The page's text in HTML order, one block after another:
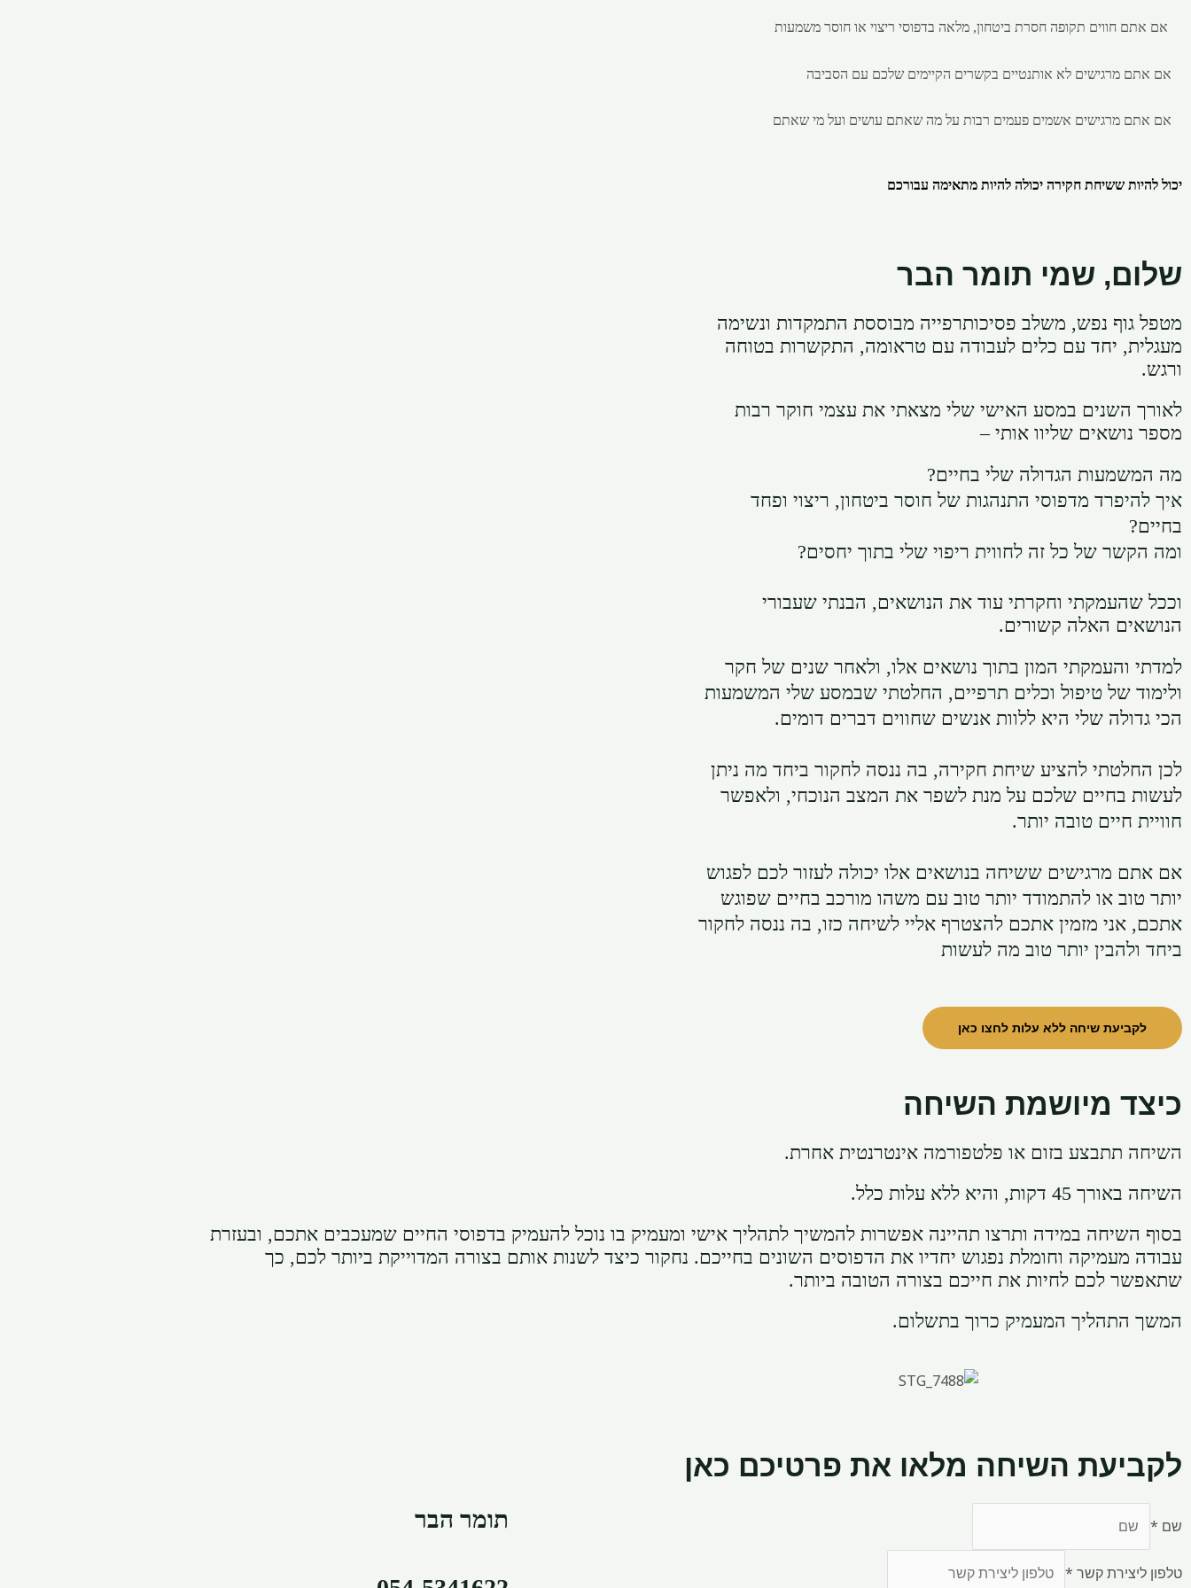
אם אתם חווים תקופה חסרת ביטחון, מלאה בדפוסי ריצוי או חוסר משמעות
אם אתם מרגישים לא אותנטיים בקשרים הקיימים שלכם עם הסביבה
אם אתם מרגישים אשמים פעמים רבות על מה שאתם עושים ועל מי שאתם
יכול להיות ששיחת חקירה יכולה להיות מתאימה עבורכם
שלום, שמי תומר הבר
מטפל גוף נפש, משלב פסיכותרפייה מבוססת התמקדות ונשימה
מעגלית, יחד עם כלים לעבודה עם טראומה, התקשרות בטוחה
ורגש.
לאורך השנים במסע האישי שלי מצאתי את עצמי חוקר רבות
מספר נושאים שליוו אותי –
מה המשמעות הגדולה שלי בחיים?
איך להיפרד מדפוסי התנהגות של חוסר ביטחון, ריצוי ופחד
בחיים?
ומה הקשר של כל זה לחווית ריפוי שלי בתוך יחסים?
וככל שהעמקתי וחקרתי עוד את הנושאים, הבנתי שעבורי
הנושאים האלה קשורים.
למדתי והעמקתי המון בתוך נושאים אלו, ולאחר שנים של חקר
ולימוד של טיפול וכלים תרפיים, החלטתי שבמסע שלי המשמעות
הכי גדולה שלי היא ללוות אנשים שחווים דברים דומים.
לכן החלטתי להציע שיחת חקירה, בה ננסה לחקור ביחד מה ניתן
לעשות בחיים שלכם על מנת לשפר את המצב הנוכחי, ולאפשר
חוויית חיים טובה יותר.
אם אתם מרגישים ששיחה בנושאים אלו יכולה לעזור לכם לפגוש
יותר טוב או להתמודד יותר טוב עם משהו מורכב בחיים שפוגש
אתכם, אני מזמין אתכם להצטרף אליי לשיחה כזו, בה ננסה לחקור
ביחד ולהבין יותר טוב מה לעשות
לקביעת שיחה ללא עלות לחצו כאן
כיצד מיושמת השיחה
השיחה תתבצע בזום או פלטפורמה אינטרנטית אחרת.
השיחה באורך 45 דקות, והיא ללא עלות כלל.
בסוף השיחה במידה ותרצו תהיינה אפשרות להמשיך לתהליך אישי ומעמיק בו נוכל להעמיק בדפוסי החיים שמעכבים אתכם, ובעזרת
עבודה מעמיקה וחומלת נפגוש יחדיו את הדפוסים השונים בחייכם. נחקור כיצד לשנות אותם בצורה המדוייקת ביותר לכם, כך
שתאפשר לכם לחיות את חייכם בצורה הטובה ביותר.
המשך התהליך המעמיק כרוך בתשלום.
לקביעת השיחה מלאו את פרטיכם כאן
שם *
טלפון ליצירת קשר *
תומר הבר